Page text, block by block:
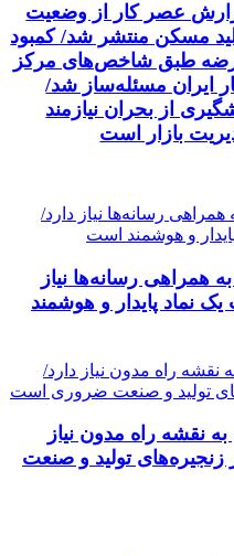
عصر کار از وضعیت
مسکن منتشر شد/ کمبود
طبق شاخص‌های مرکز
ایران مسئله‌ساز شد/
از بحران نیازمند
بازار است
رسانه‌ها نیاز
نماد پایدار و هوشمند
نقشه راه مدون نیاز
زنجیره‌های تولید و صنعت